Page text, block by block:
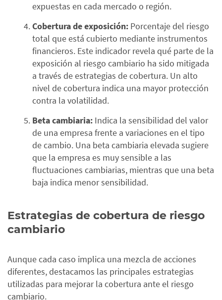
expuestas en cada mercado o región.
Cobertura de exposición: Porcentaje del riesgo
total que está cubierto mediante instrumentos
financieros. Este indicador revela qué parte de la
exposición al riesgo cambiario ha sido mitigada
a través de estrategias de cobertura. Un alto
nivel de cobertura indica una mayor protección
contra la volatilidad.
Beta cambiaria: Indica la sensibilidad del valor
de una empresa frente a variaciones en el tipo
de cambio. Una beta cambiaria elevada sugiere
que la empresa es muy sensible a las
fluctuaciones cambiarias, mientras que una beta
baja indica menor sensibilidad.
Estrategias de cobertura de riesgo
cambiario
Aunque cada caso implica una mezcla de acciones
diferentes, destacamos las principales estrategias
utilizadas para mejorar la cobertura ante el riesgo
cambiario.